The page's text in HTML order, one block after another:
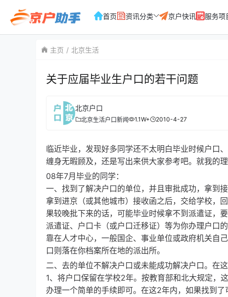
首页 资讯分类 京户快讯 服务项
主页 北京生活
关于应届毕业生户口的若干问题
北京户口
北京生活户口新闻 1.1W+ 2010-4-27
临近毕业，发现好多同学还不太明白毕业时候户口
缠身无暇顾及，还是写出来供大家参考吧。就我的理
08年7月毕业的同学：
一、找到了解决户口的单位，并且审批成功，拿到
拿到进京（或其他城市）接收函之后，交给学校，
果较晚批下来的话，可能毕业时候拿不到派遣证，
派遣证、户口卡（或户口迁移证）等为你办理户口
靠在人才中心，一般国企、事业单位或政府机关自
口则落在你档案所在地的派出所。
二、去的单位不解决户口或未能成功解决户口。在
1、将户口保留在学校2年。按教育部和北大规定，
办理一个简单的手续即可。在这2年内，如果找到